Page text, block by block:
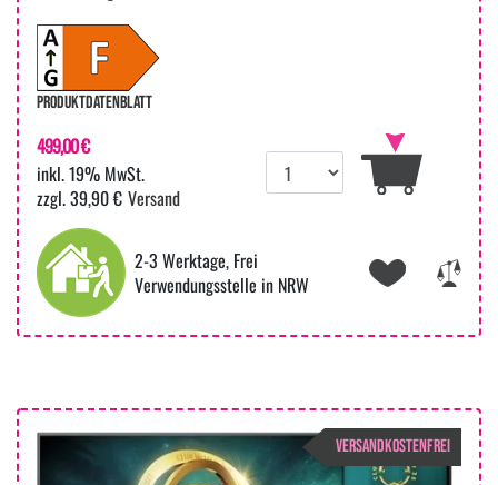
PRODUKTDATENBLATT
499,00 €
inkl. 19% MwSt.
zzgl. 39,90 € Versand
2-3 Werktage, Frei
Verwendungsstelle in NRW
VERSANDKOSTENFREI